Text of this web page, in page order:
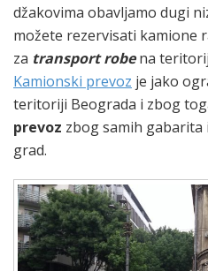
džakovima obavljamo dugi
možete rezervisati kamione
za transport robena
Kamionski prevoz je jako
teritoriji Beograda i zbog
prevoz zbog samih gabarita
grad.